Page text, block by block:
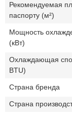
Рекомендуемая
паспорту (м²)
Мощность
(кВт)
Охлаждающая
BTU)
Страна бренда
Страна